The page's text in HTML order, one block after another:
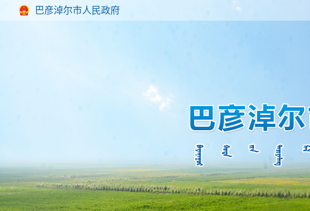
巴彦淖尔市人民政府